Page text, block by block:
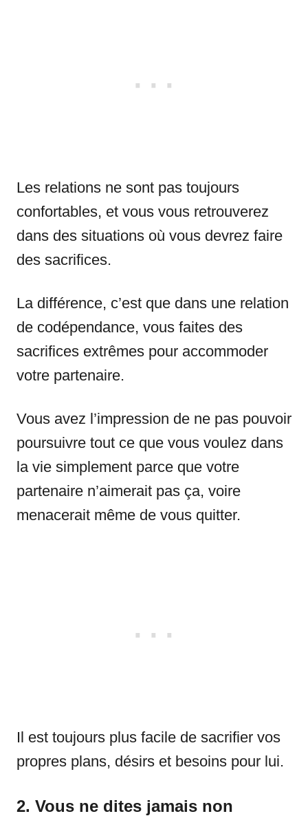
Les relations ne sont pas toujours
confortables, et vous vous retrouverez
dans des situations où vous devrez faire
des sacrifices.
La différence, c’est que dans une relation
de codépendance, vous faites des
sacrifices extrêmes pour accommoder
votre partenaire.
Vous avez l’impression de ne pas pouvoir
poursuivre tout ce que vous voulez dans
la vie simplement parce que votre
partenaire n’aimerait pas ça, voire
menacerait même de vous quitter.
Il est toujours plus facile de sacrifier vos
propres plans, désirs et besoins pour lui.
2. Vous ne dites jamais non